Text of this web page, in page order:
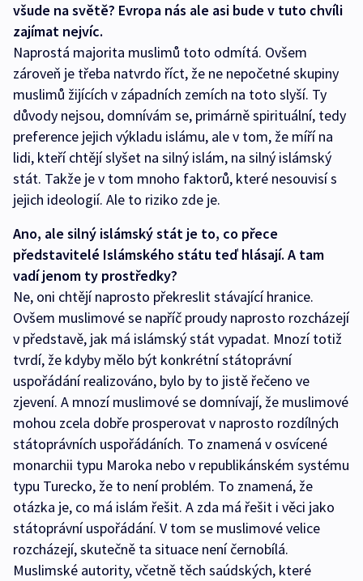
všude na světě? Evropa nás ale asi bude v tuto chvíli
zajímat nejvíc.
Naprostá majorita muslimů toto odmítá. Ovšem
zároveň je třeba natvrdo říct, že ne nepočetné skupiny
muslimů žijících v západních zemích na toto slyší. Ty
důvody nejsou, domnívám se, primárně spirituální, tedy
preference jejich výkladu islámu, ale v tom, že míří na
lidi, kteří chtějí slyšet na silný islám, na silný islámský
stát. Takže je v tom mnoho faktorů, které nesouvisí s
jejich ideologií. Ale to riziko zde je.
Ano, ale silný islámský stát je to, co přece
představitelé Islámského státu teď hlásají. A tam
vadí jenom ty prostředky?
Ne, oni chtějí naprosto překreslit stávající hranice.
Ovšem muslimové se napříč proudy naprosto rozcházejí
v představě, jak má islámský stát vypadat. Mnozí totiž
tvrdí, že kdyby mělo být konkrétní státoprávní
uspořádání realizováno, bylo by to jistě řečeno ve
zjevení. A mnozí muslimové se domnívají, že muslimové
mohou zcela dobře prosperovat v naprosto rozdílných
státoprávních uspořádáních. To znamená v osvícené
monarchii typu Maroka nebo v republikánském systému
typu Turecko, že to není problém. To znamená, že
otázka je, co má islám řešit. A zda má řešit i věci jako
státoprávní uspořádání. V tom se muslimové velice
rozcházejí, skutečně ta situace není černobílá.
Muslimské autority, včetně těch saúdských, které